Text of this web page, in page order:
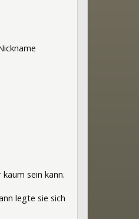
sein kann.
legte sie sich